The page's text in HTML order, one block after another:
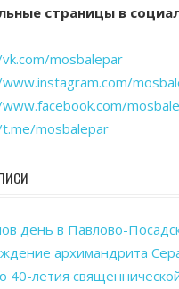
страницы в
mosbalepar
mosbalepar
день в Павлово-
архимандрита
40-летия